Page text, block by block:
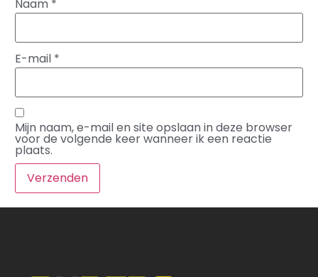
Naam *
E-mail *
Mijn naam, e-mail en site opslaan in deze browser
voor de volgende keer wanneer ik een reactie
plaats.